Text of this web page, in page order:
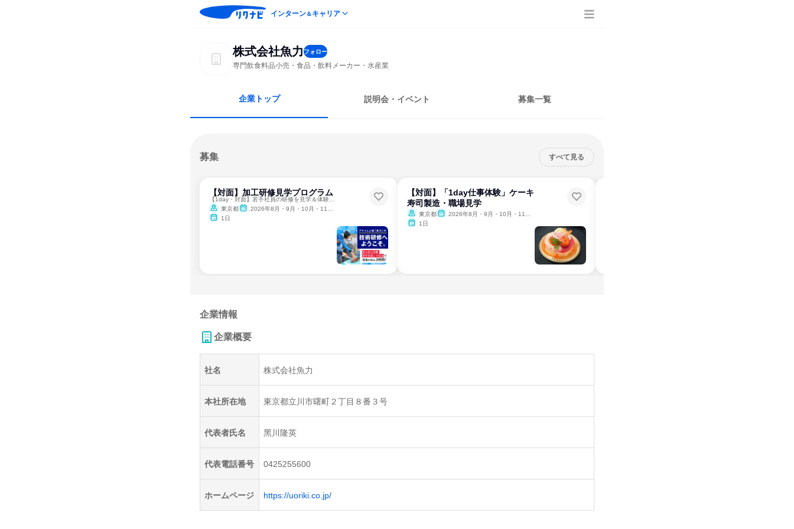
インターン＆キャリア
株式会社魚力フォロー
専門飲食料品小売・食品・飲料メーカー・水産業
企業トップ 説明会・イベント 募集一覧
募集 すべて見る
【対面】加工研修見学プログラム
東京都
2026年8月・9月・10月・11月・12月
1日
【対面】「1day仕事体験」ケーキ
寿司製造・職場見学
東京都
2026年8月・9月・10月・11月・12月
1日
企業情報
企業概要
社名 株式会社魚力
本社所在地 東京都立川市曙町２丁目８番３号
代表者氏名 黑川隆英
代表電話番号 0425255600
ホームページ https://uoriki.co.jp/